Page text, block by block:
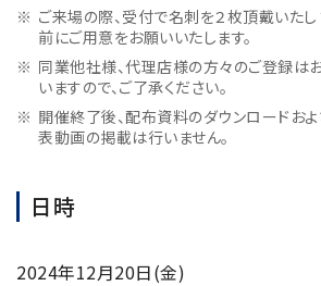
サイトマップ
超伝導マグネット (SCM)
NMRソフトウェア
電子スピン共鳴装置 (ESR)
定量NMR (qNMR)
質量分析計 総合
サポートプラン(パーコール・オーバー
製品を安全にお使いいただくために
災害時の対応マニュアル
アップグレード
プラスチック・高分子
臨床・病理
環境
国内拠点
国内関係会社
海外関係会社
沿革
統合報告書
健康経営
公的研究費の運営・管理責任体制
福利厚生
新卒採用
インターンシップ
派遣登録
ご来場の際、受付で名刺を２枚頂戴いたし
前にご用意をお願いいたします。
同業他社様、代理店様の方々のご登録は
いますので、ご了承ください。
開催終了後、配布資料のダウンロードお
表動画の掲載は行いません。
日時
2024年12月20日(金)